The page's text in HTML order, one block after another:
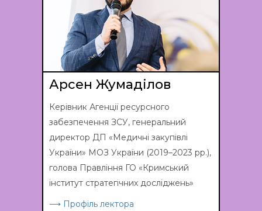
Арсен Жумаділов
Керівник Агенції ресурсного
забезпечення ЗСУ, генеральний
директор ДП «Медичні закупівлі
України» МОЗ України (2019–2023 рр.),
голова Правління ГО «Кримський
інститут стратегічних досліджень»
⟶ Профіль лектора